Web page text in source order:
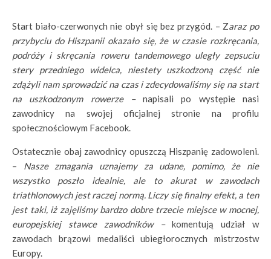
Start biało-czerwonych nie obył się bez przygód. – Zaraz po
przybyciu do Hiszpanii okazało się, że w czasie rozkręcania,
podróży i skręcania roweru tandemowego uległy zepsuciu
stery przedniego widelca, niestety uszkodzoną część nie
zdążyli nam sprowadzić na czas i zdecydowaliśmy się na start
na uszkodzonym rowerze –napisali po występie nasi
zawodnicy na swojej oficjalnej stronie na profilu
społecznościowym Facebook.
Ostatecznie obaj zawodnicy opuszczą Hiszpanię zadowoleni.
–
Nasze zmagania uznajemy za udane, pomimo, że nie
wszystko poszło idealnie, ale to akurat w zawodach
triathlonowych jest raczej normą. Liczy się finalny efekt, a ten
jest taki, iż zajęliśmy bardzo dobre trzecie miejsce w mocnej,
europejskiej stawce zawodników –komentują udział w
zawodach brązowi medaliści ubiegłorocznych mistrzostw
Europy.